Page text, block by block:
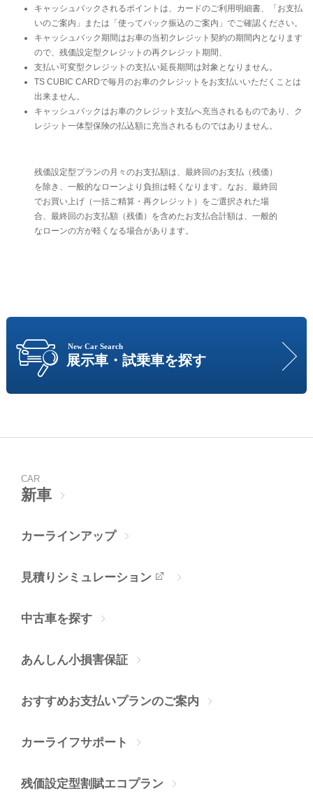
キャッシュバックされるポイントは、カードのご利用明細書、「お支払
いのご案内」または「使ってバック振込のご案内」でご確認ください。
キャッシュバック期間はお車の当初クレジット契約の期間内となります
ので、残価設定型クレジットの再クレジット期間、
支払い可変型クレジットの支払い延長期間は対象となりません。
TS CUBIC CARDで毎月のお車のクレジットをお支払いいただくことは
出来ません。
キャッシュバックはお車のクレジット支払へ充当されるものであり、ク
レジット一体型保険の払込額に充当されるものではありません。
残価設定型プランの月々のお支払額は、最終回のお支払（残価）
を除き、一般的なローンより負担は軽くなります。なお、最終回
でお買い上げ（一括ご精算・再クレジット）をご選択された場
合、最終回のお支払額（残価）を含めたお支払合計額は、一般的
なローンの方が軽くなる場合があります。
New Car Search
展示車・試乗車を探す
CAR
新車
カーラインアップ
見積りシミュレーション
中古車を探す
あんしん小損害保証
おすすめお支払いプランのご案内
カーライフサポート
残価設定型割賦エコプラン